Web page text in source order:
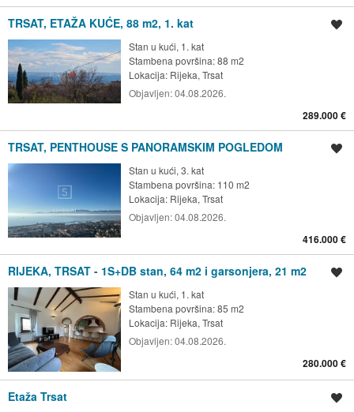
TRSAT, ETAŽA KUĆE, 88 m2, 1. kat
Stan u kući, 1. kat
Stambena površina: 88 m2
Lokacija: Rijeka, Trsat
Objavljen:04.08.2026.
289.000 €
TRSAT, PENTHOUSE S PANORAMSKIM POGLEDOM
Stan u kući, 3. kat
Stambena površina: 110 m2
Lokacija: Rijeka, Trsat
Objavljen:04.08.2026.
416.000 €
RIJEKA, TRSAT - 1S+DB stan, 64 m2 i garsonjera, 21 m2
Stan u kući, 1. kat
Stambena površina: 85 m2
Lokacija: Rijeka, Trsat
Objavljen:04.08.2026.
280.000 €
Etaža Trsat